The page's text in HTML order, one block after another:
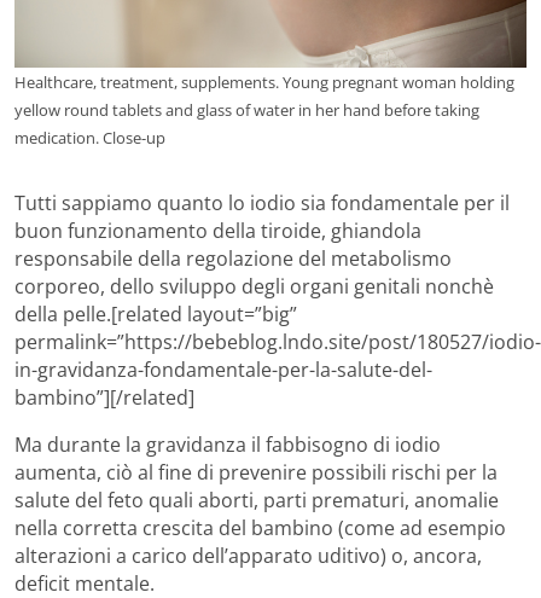
Healthcare, treatment, supplements. Young pregnant woman holding
yellow round tablets and glass of water in her hand before taking
medication. Close-up
Tutti sappiamo quanto lo iodio sia fondamentale per il
buon funzionamento della tiroide, ghiandola
responsabile della regolazione del metabolismo
corporeo, dello sviluppo degli organi genitali nonchè
della pelle.[related layout=”big”
permalink=”https://bebeblog.lndo.site/post/180527/iodio-
in-gravidanza-fondamentale-per-la-salute-del-
bambino”][/related]
Ma durante la gravidanza il fabbisogno di iodio
aumenta, ciò al fine di prevenire possibili rischi per la
salute del feto quali aborti, parti prematuri, anomalie
nella corretta crescita del bambino (come ad esempio
alterazioni a carico dell’apparato uditivo) o, ancora,
deficit mentale.